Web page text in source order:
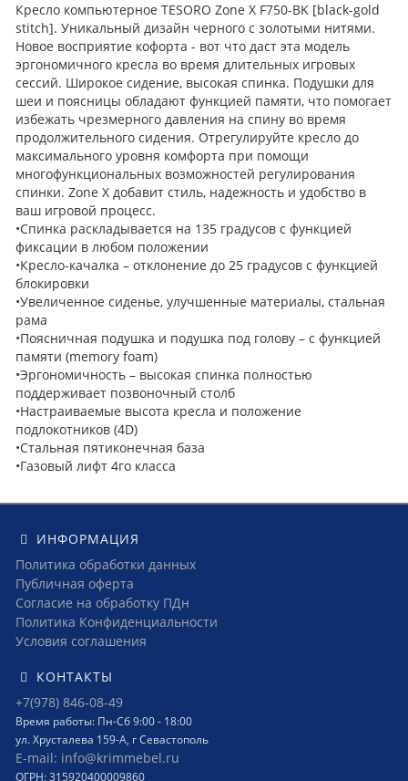
Кресло компьютерное TESORO Zone X F750-BK [black-gold
stitch]. Уникальный дизайн черного с золотыми нитями.
Новое восприятие кофорта - вот что даст эта модель
эргономичного кресла во время длительных игровых
сессий. Широкое сидение, высокая спинка. Подушки для
шеи и поясницы обладают функцией памяти, что помогает
избежать чрезмерного давления на спину во время
продолжительного сидения. Отрегулируйте кресло до
максимального уровня комфорта при помощи
многофункциональных возможностей регулирования
спинки. Zone X добавит стиль, надежность и удобство в
ваш игровой процесс.
•Спинка раскладывается на 135 градусов с функцией
фиксации в любом положении
•Кресло-качалка – отклонение до 25 градусов с функцией
блокировки
•Увеличенное сиденье, улучшенные материалы, стальная
рама
•Поясничная подушка и подушка под голову – с функцией
памяти (memory foam)
•Эргономичность – высокая спинка полностью
поддерживает позвоночный столб
•Настраиваемые высота кресла и положение
подлокотников (4D)
•Стальная пятиконечная база
•Газовый лифт 4го класса
ИНФОРМАЦИЯ
Политика обработки данных
Публичная оферта
Согласие на обработку ПДн
Политика Конфиденциальности
Условия соглашения
КОНТАКТЫ
+7(978) 846-08-49
Время работы: Пн-Сб 9:00 - 18:00
ул. Хрусталева 159-А, г Севастополь
E-mail: info@krimmebel.ru
ОГРН: 315920400009860